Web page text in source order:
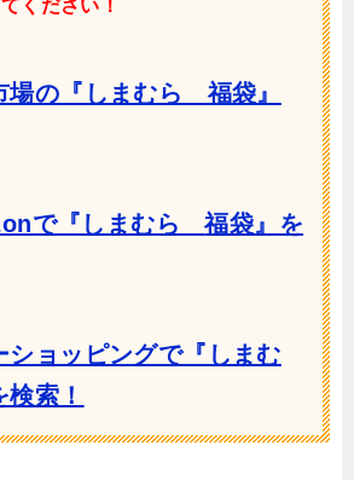
ください！
場の『しまむら 福袋』
で『しまむら福袋』を
ショッピングで『しまむ
索！